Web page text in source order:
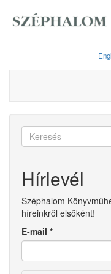
Keresés
Hírlevél
Széphalom
híreinkről elsőként!
E-mail *